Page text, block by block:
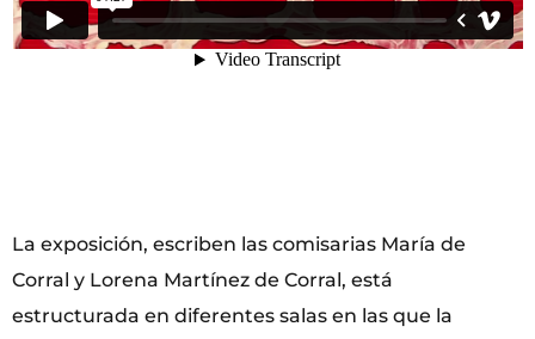
La exposición, escriben las comisarias María de
Corral y Lorena Martínez de Corral, está
estructurada en diferentes salas en las que la